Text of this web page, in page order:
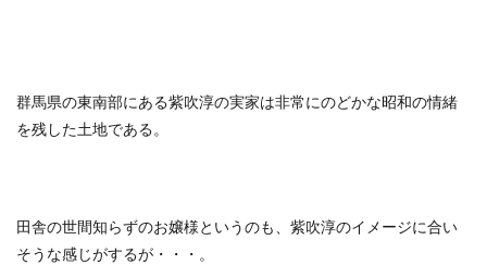
群馬県の東南部にある紫吹淳の実家は非常にのどかな昭和の情緒
を残した土地である。
田舎の世間知らずのお嬢様というのも、紫吹淳のイメージに合い
そうな感じがするが・・・。